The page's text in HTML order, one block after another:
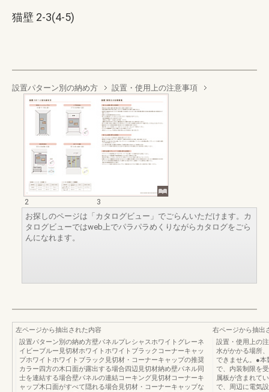
猫壁 2-3(4-5)
設置パターン別の納め方 設置・使用上の注意事項
2
3
お探しのページは「カタログビュー」でごらんいただけます。カ
タログビューではweb上でパラパラめくりながらカタログをごら
んになれます。
左ページから抽出された内容
設置パターン別の納め方壁パネルプレシャスホワイトグレーネ
イビーブルー見切材ホワイトホワイトブラックコーナーキャッ
プホワイトホワイトブラック見切材・コーナーキャップの推奨
カラー四方の木口面が露出する場合四辺見切材納め壁パネル同
士を連結する場合壁パネルの連結コーキング見切材コーナーキ
ャップ木口面がすべて隠れる場合見切材・コーナーキャップな
右ページから抽出
設置・使用上の
水がかかる場所
できません。●本
で、内装制限を
属板が含まれて
で、周辺に電気